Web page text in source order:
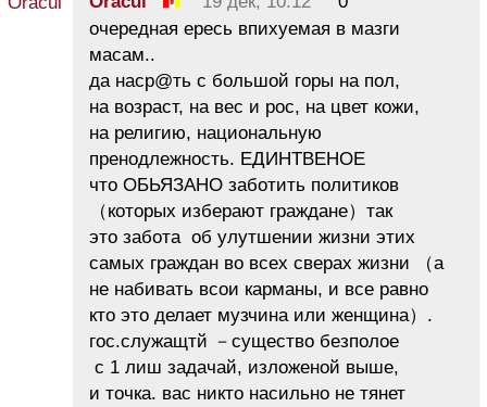
очередная ересь впихуемая в мазги
масам..
да наср@ть с большой горы на пол,
на возраст, на вес и рос, на цвет кожи,
на религию, национальную
пренодлежность. ЕДИНТВЕНОЕ
что ОБЬЯЗАНО заботить политиков
（которых изберают граждане）так
это забота об улутшении жизни этих
самых граждан во всех сверах жизни （а
не набивать всои карманы, и все равно
кто это делает музчина или женщина）.
гос.служащтй －существо безполое
с 1 лиш задачай, изложеной выше,
и точка. вас никто насильно не тянет